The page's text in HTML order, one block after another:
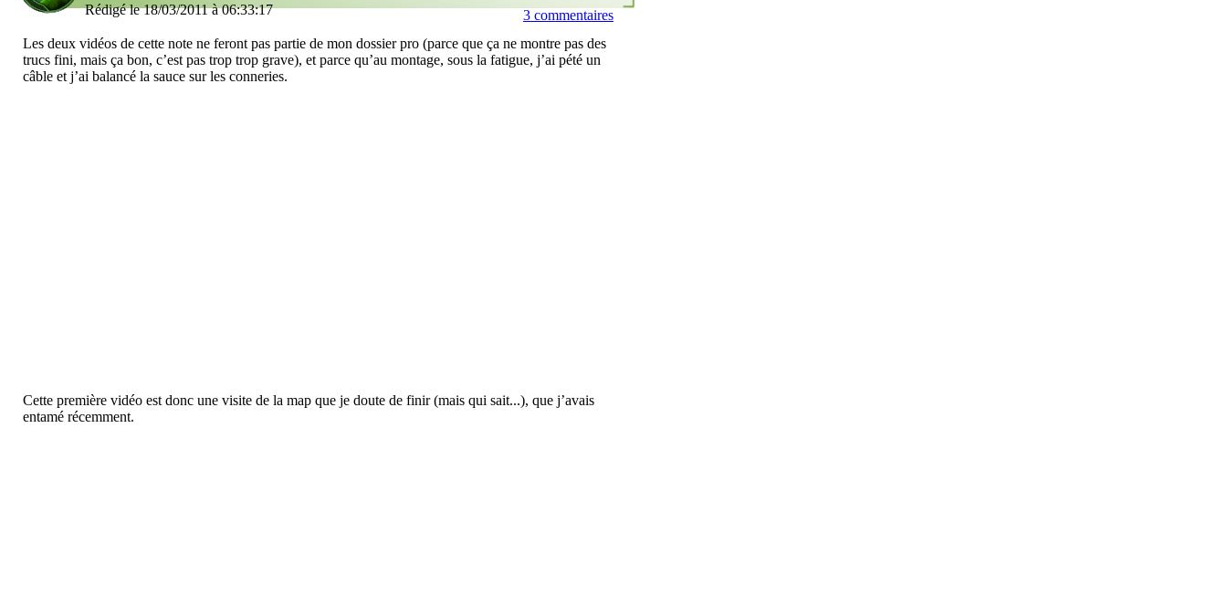
3 commentaires
Rédigé le 18/03/2011 à 06:33:17
Les deux vidéos de cette note ne feront pas partie de mon dossier pro (parce que ça ne montre pas des
trucs fini, mais ça bon, c’est pas trop trop grave), et parce qu’au montage, sous la fatigue, j’ai pété un
câble et j’ai balancé la sauce sur les conneries.
Cette première vidéo est donc une visite de la map que je doute de finir (mais qui sait...), que j’avais
entamé récemment.